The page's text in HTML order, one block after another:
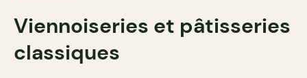
Viennoiseries et pâtisseries
classiques